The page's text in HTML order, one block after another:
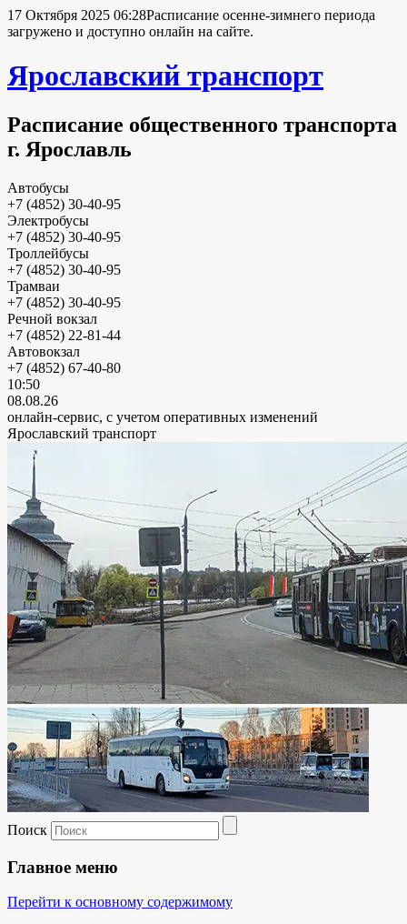
17 Октября 2025 06:28Расписание осенне-зимнего периода
загружено и доступно онлайн на сайте.
Ярославский транспорт
Расписание общественного транспорта
г. Ярославль
Автобусы
+7 (4852) 30-40-95
Электробусы
+7 (4852) 30-40-95
Троллейбусы
+7 (4852) 30-40-95
Трамваи
+7 (4852) 30-40-95
Речной вокзал
+7 (4852) 22-81-44
Автовокзал
+7 (4852) 67-40-80
10:50
08.08.26
онлайн-сервис, с учетом оперативных изменений
Ярославский транспорт
Поиск
Главное меню
Перейти к основному содержимому